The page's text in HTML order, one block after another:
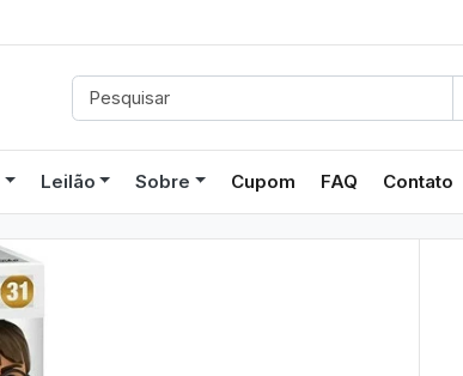
Leilão Sobre Cupom FAQ Contato